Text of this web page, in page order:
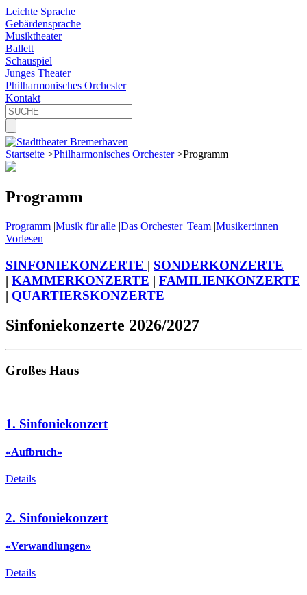
Leichte Sprache
Gebärdensprache
Musiktheater
Ballett
Schauspiel
Junges Theater
Philharmonisches Orchester
Kontakt
Startseite >Philharmonisches Orchester >Programm
Programm
Programm |Musik für alle |Das Orchester |Team |Musiker:innen
Vorlesen
SINFONIEKONZERTE | SONDERKONZERTE
| KAMMERKONZERTE | FAMILIENKONZERTE
| QUARTIERSKONZERTE
Sinfoniekonzerte 2026/2027
Großes Haus
1. Sinfoniekonzert
«Aufbruch»
Details
2. Sinfoniekonzert
«Verwandlungen»
Details